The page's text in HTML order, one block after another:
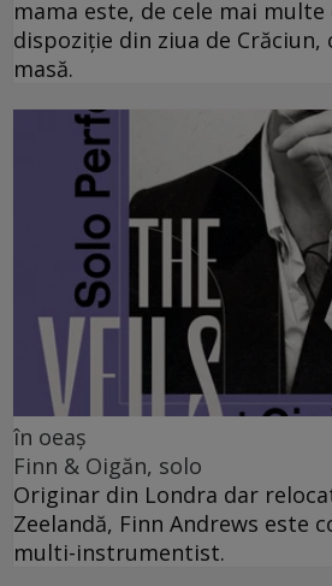
mama este, de cele mai
dispoziție din ziua de
masă.
în oeaș
Finn & Oigăn, solo
Originar din Londra dar
Zeelandă, Finn Andrews este
multi-instrumentist.